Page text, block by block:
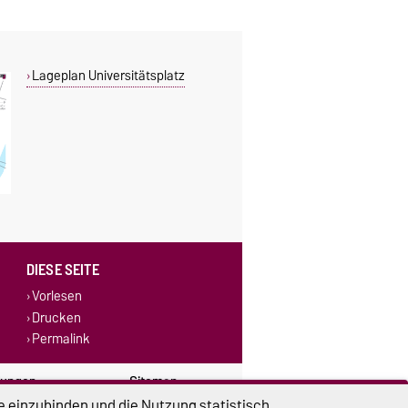
Lageplan Universitätsplatz
DIESE SEITE
Vorlesen
Drucken
Permalink
Sitemap